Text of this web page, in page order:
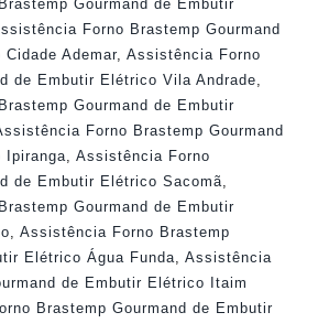
Gourmand de Embutir
Forno Brastemp Gourmand
Ademar, Assistência Forno
de Embutir Elétrico Vila Andrade
Gourmand de Embutir
Forno Brastemp Gourmand
Ipiranga
Assistência Forno
de Embutir Elétrico Sacomã
Gourmand de Embutir
Assistência Forno Brastemp
Elétrico Água Funda
Assistência
de Embutir Elétrico Itaim
Brastemp Gourmand de Embutir